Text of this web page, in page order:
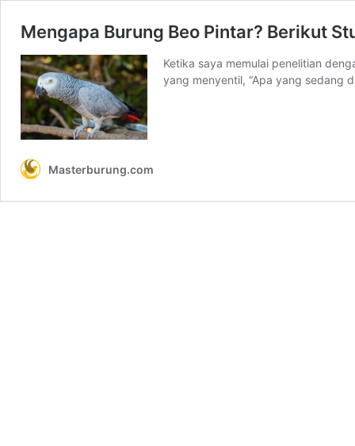
Mengapa Burung Beo Pintar? Berikut
Ketika saya memulai penelitian
yang menyentil, “Apa yang sedang
Masterburung.com